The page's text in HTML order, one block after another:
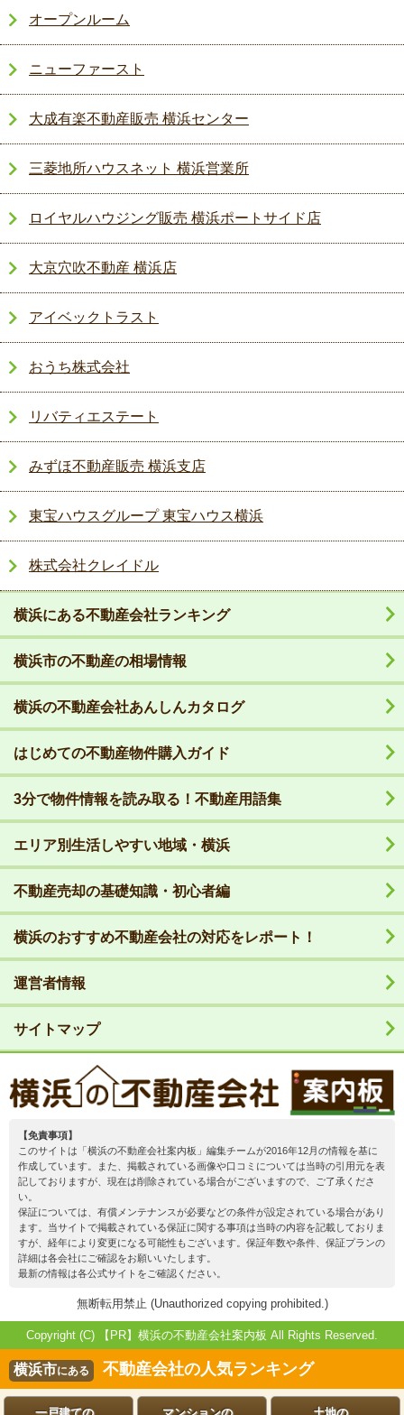
オープンルーム
ニューファースト
大成有楽不動産販売 横浜センター
三菱地所ハウスネット 横浜営業所
ロイヤルハウジング販売 横浜ポートサイド店
大京穴吹不動産 横浜店
アイベックトラスト
おうち株式会社
リバティエステート
みずほ不動産販売 横浜支店
東宝ハウスグループ 東宝ハウス横浜
株式会社クレイドル
【免責事項】
このサイトは「横浜の不動産会社案内板」編集チームが2016年12月の情報を基に
作成しています。また、掲載されている画像や口コミについては当時の引用元を表
記しておりますが、現在は削除されている場合がございますので、ご了承くださ
い。
保証については、有償メンテナンスが必要などの条件が設定されている場合があり
ます。当サイトで掲載されている保証に関する事項は当時の内容を記載しておりま
すが、経年により変更になる可能性もございます。保証年数や条件、保証プランの
詳細は各会社にご確認をお願いいたします。
最新の情報は各公式サイトをご確認ください。
横浜にある不動産会社ランキング
横浜市の不動産の相場情報
横浜の不動産会社あんしんカタログ
はじめての不動産物件購入ガイド
3分で物件情報を読み取る！不動産用語集
エリア別生活しやすい地域・横浜
不動産売却の基礎知識・初心者編
横浜のおすすめ不動産会社の対応をレポート！
運営者情報
サイトマップ
無断転用禁止 (Unauthorized copying prohibited.)
Copyright (C) 横浜の不動産会社案内板 All Rights Reserved.
横浜市にある 不動産会社の人気ランキング